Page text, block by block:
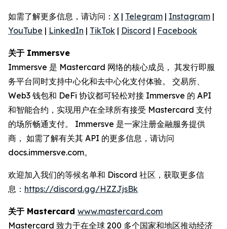
如需了解更多信息，请访问： X | Telegram | Instagram |
YouTube | LinkedIn | TikTok | Discord | Facebook
关于 Immersve
Immersve 是 Mastercard 网络的核心成员， 其发行即服
务平台同时支持中心化和去中心化支付体验。 交易所、
Web3 钱包和 DeFi 协议都可轻松对接 Immersve 的 API
和智能合约，实现用户在全球所有接受 Mastercard 支付
的场所畅通支付。 Immersve 是一家注册金融服务提供
商， 如需了解有关其 API 的更多信息，请访问
docs.immersve.com。
欢迎加入我们的等候名单和 Discord 社区，获取更多信
息： https://discord.gg/HZZJjsBk
关于 Mastercard www.mastercard.com
Mastercard 致力于在全球 200 多个国家和地区推动经济